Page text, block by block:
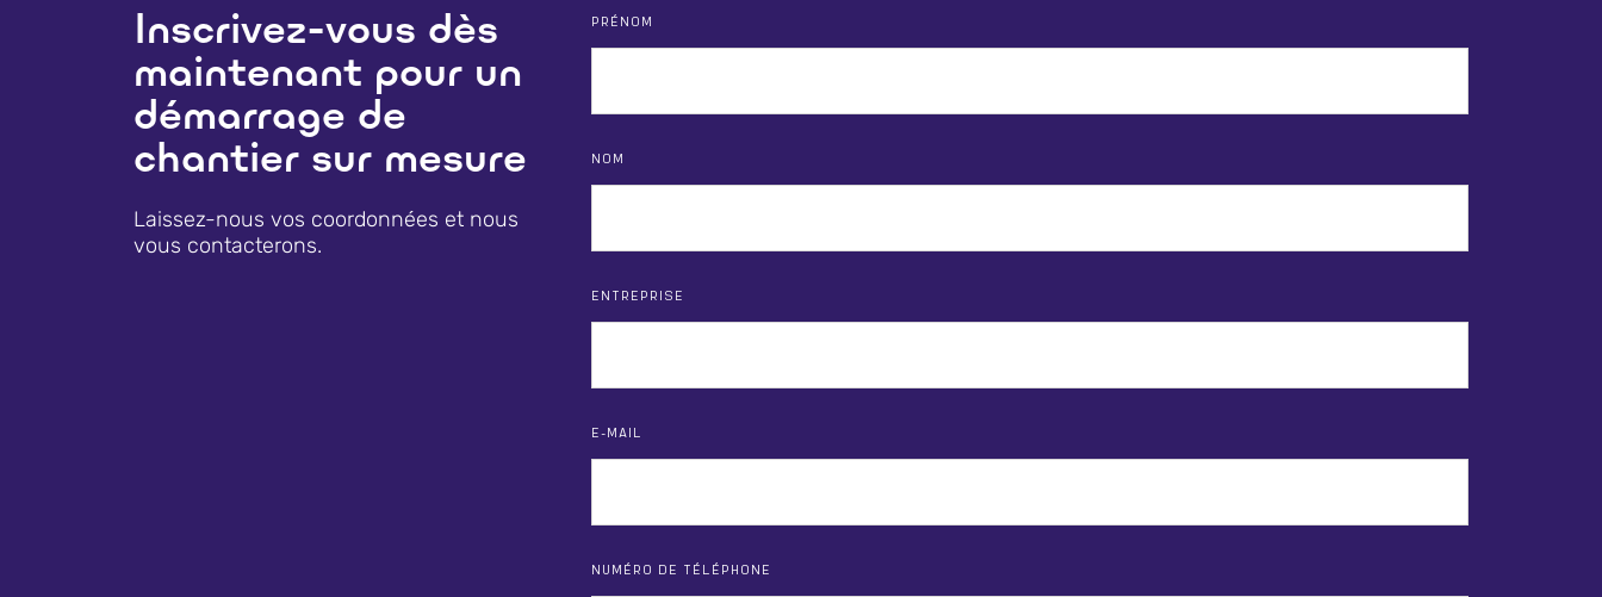
Inscrivez-vous dès
maintenant pour un
démarrage de
chantier sur mesure
Laissez-nous vos coordonnées et nous
vous contacterons.
PRÉNOM
NOM
ENTREPRISE
E-MAIL
NUMÉRO DE TÉLÉPHONE